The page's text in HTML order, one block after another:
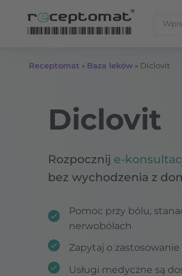
Receptomat » Baza leków » Diclovit
Diclovit
Rozpocznij e-
bez wychodzenia z
Pomoc przy bólu,
nerwobólach
Zapytaj o
Usługi medyczne są